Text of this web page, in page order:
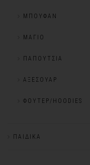
ΜΠΟΥΦΆΝ
ΜΑΓΙΌ
ΠΑΠΟΎΤΣΙΑ
ΑΞΕΣΟΥΆΡ
ΦΟΎΤΕΡ/HOODIES
ΠΑΙΔΙΚΆ